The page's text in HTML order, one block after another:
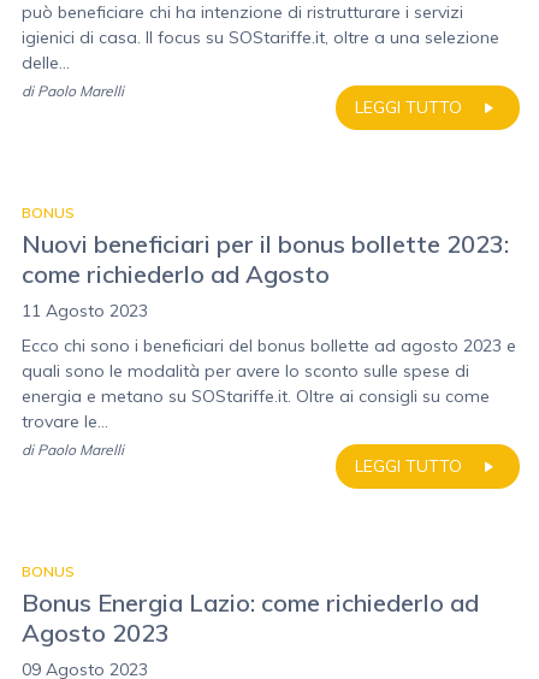
può beneficiare chi ha intenzione di ristrutturare i servizi
igienici di casa. Il focus su SOStariffe.it, oltre a una selezione
delle...
LEGGI TUTTO
di Paolo Marelli
BONUS
Nuovi beneficiari per il bonus bollette 2023:
come richiederlo ad Agosto
11 Agosto 2023
Ecco chi sono i beneficiari del bonus bollette ad agosto 2023 e
quali sono le modalità per avere lo sconto sulle spese di
energia e metano su SOStariffe.it. Oltre ai consigli su come
trovare le...
LEGGI TUTTO
di Paolo Marelli
BONUS
Bonus Energia Lazio: come richiederlo ad
Agosto 2023
09 Agosto 2023